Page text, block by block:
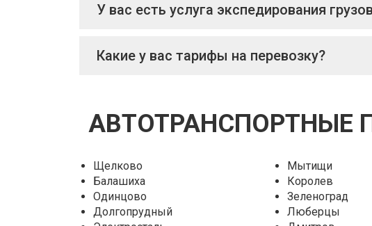
У вас есть услуга экспедирования
Какие у вас тарифы на перевозку?
АВТОТРАНСПОРТНЫЕ
Щелково Мытищи
Балашиха
Королев
Одинцово
Зеленоград
Долгопрудный
Люберцы